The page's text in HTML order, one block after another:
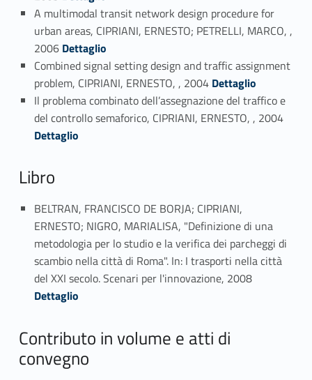
A multimodal transit network design procedure for
urban areas, CIPRIANI, ERNESTO; PETRELLI, MARCO, ,
2006 Link identifier #identifier_person_160017-38
Dettaglio
Combined signal setting design and traffic assignment
problem, CIPRIANI, ERNESTO, , 2004 Link identifier #identifier_person_58243-39
Dettaglio
Il problema combinato dell’assegnazione del traffico e
del controllo semaforico, CIPRIANI, ERNESTO, , 2004
Dettaglio
Libro
BELTRAN, FRANCISCO DE BORJA; CIPRIANI,
ERNESTO; NIGRO, MARIALISA, "Definizione di una
metodologia per lo studio e la verifica dei parcheggi di
scambio nella città di Roma". In: I trasporti nella città
del XXI secolo. Scenari per l'innovazione, 2008Link identifier #identifier_person_84645-41
Dettaglio
Contributo in volume e atti di
convegno